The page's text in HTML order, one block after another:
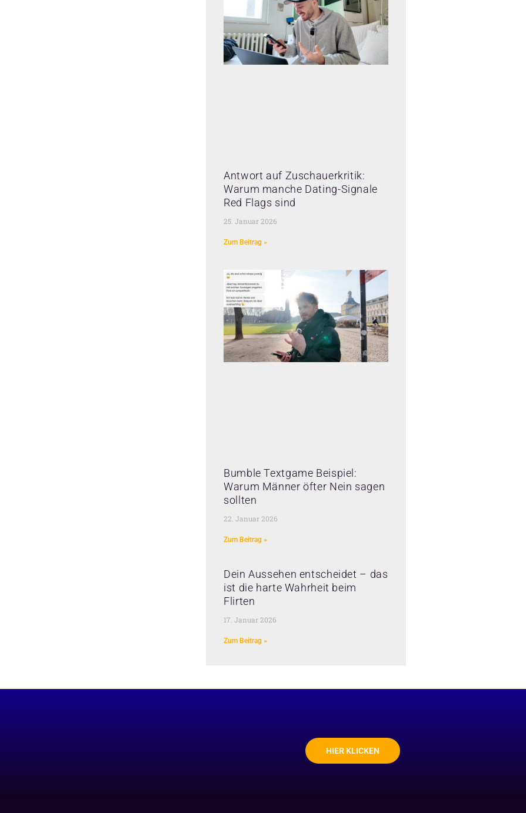
Antwort auf Zuschauerkritik:
Warum manche Dating-Signale
Red Flags sind
25. Januar 2026
Zum Beitrag »
Bumble Textgame Beispiel:
Warum Männer öfter Nein sagen
sollten
22. Januar 2026
Zum Beitrag »
Dein Aussehen entscheidet – das
ist die harte Wahrheit beim
Flirten
17. Januar 2026
Zum Beitrag »
HIER KLICKEN